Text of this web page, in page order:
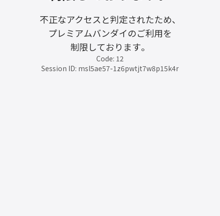
不正なアクセスと判定されたため、
プレミアムバンダイのご利用を
制限しております。
Code: 12
Session ID: msl5ae57-1z6pwtjt7w8p15k4r